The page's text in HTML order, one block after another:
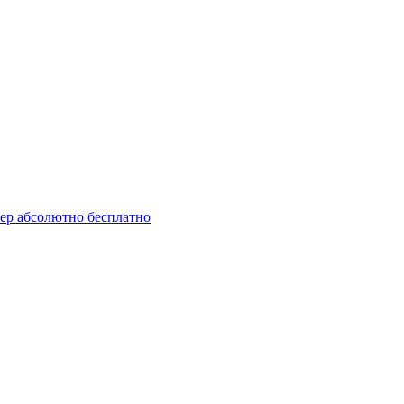
абсолютно бесплатно